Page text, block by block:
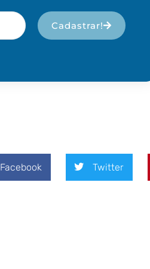
Cadastrar!
Facebook Twitter